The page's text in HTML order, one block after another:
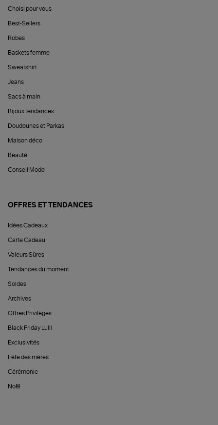
Choisi pour vous
Best-Sellers
Robes
Baskets femme
Sweatshirt
Jeans
Sacs à main
Bijoux tendances
Doudounes et Parkas
Maison déco
Beauté
Conseil Mode
OFFRES ET TENDANCES
Idées Cadeaux
Carte Cadeau
Valeurs Sûres
Tendances du moment
Soldes
Archives
Offres Privilèges
Black Friday Lulli
Exclusivités
Fête des mères
Cérémonie
Noël